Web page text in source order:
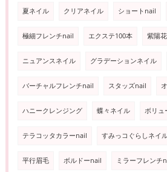
夏ネイル クリアネイル ショートnail
極細フレンチnail エクステ100本 紫陽
ニュアンスネイル グラデーションネイル
バーチャルフレンチnail スタッズnail
ハニークレンジング 蝶々ネイル ボリュ
テラコッタカラーnail すみっコぐらしネイ
平行眉毛 ボルドーnail ミラーフレンチ